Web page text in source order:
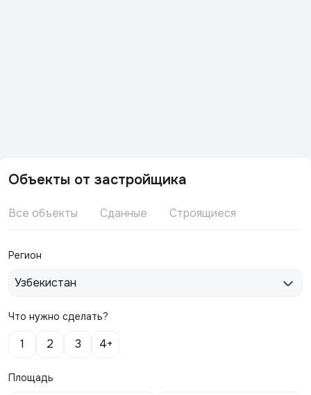
Объекты от застройщика
Все объекты Сданные Строящиеся
Регион
Узбекистан
Что нужно сделать?
1 2 3 4+
Площадь